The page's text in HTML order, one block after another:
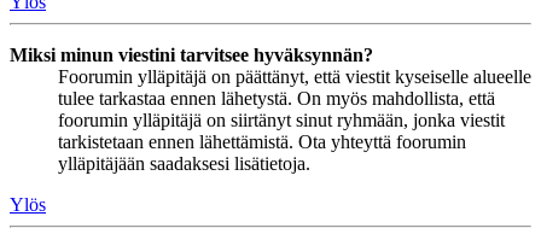
Miksi minun viestini tarvitsee hyväksynnän?
Foorumin ylläpitäjä on päättänyt, että viestit kyseiselle alueelle
tulee tarkastaa ennen lähetystä. On myös mahdollista, että
foorumin ylläpitäjä on siirtänyt sinut ryhmään, jonka viestit
tarkistetaan ennen lähettämistä. Ota yhteyttä foorumin
ylläpitäjään saadaksesi lisätietoja.
Ylös